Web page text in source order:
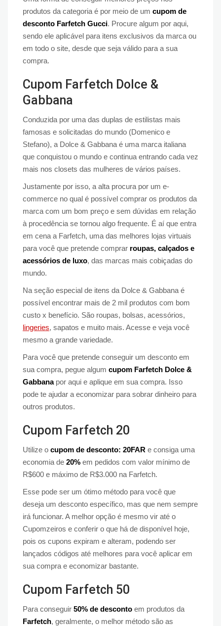
produtos da categoria é por meio de um cupom de
desconto Farfetch Gucci. Procure algum por aqui,
sendo ele aplicável para itens exclusivos da marca ou
em todo o site, desde que seja válido para a sua
compra.
Cupom Farfetch Dolce &
Gabbana
Conduzida por uma das duplas de estilistas mais
famosas e solicitadas do mundo (Domenico e
Stefano), a Dolce & Gabbana é uma marca italiana
que conquistou o mundo e continua entrando cada vez
mais nos closets das mulheres de vários países.
Justamente por isso, a alta procura por um e-
commerce no qual é possível comprar os produtos da
marca com um bom preço e sem dúvidas em relação
à procedência se tornou algo frequente. É aí que entra
em cena a Farfetch, uma das melhores lojas virtuais
para você que pretende comprar roupas, calçados e
acessórios de luxo, das marcas mais cobiçadas do
mundo.
Na seção especial de itens da Dolce & Gabbana é
possível encontrar mais de 2 mil produtos com bom
custo x benefício. São roupas, bolsas, acessórios,
lingeries, sapatos e muito mais. Acesse e veja você
mesmo a grande variedade.
Para você que pretende conseguir um desconto em
sua compra, pegue algum cupom Farfetch Dolce &
Gabbanapor aqui e aplique em sua compra. Isso
pode te ajudar a economizar para sobrar dinheiro para
outros produtos.
Cupom Farfetch 20
Utilize o cupom de desconto: 20FAR e consiga uma
economia de 20% em pedidos com valor mínimo de
R$600 e máximo de R$3.000 na Farfetch.
Esse pode ser um ótimo método para você que
deseja um desconto específico, mas que nem sempre
irá funcionar. A melhor opção é mesmo vir até o
Cupomzeiros e conferir o que há de disponível hoje,
pois os cupons expiram e alteram, podendo ser
lançados códigos até melhores para você aplicar em
sua compra e economizar bastante.
Cupom Farfetch 50
Para conseguir 50% de desconto em produtos da
Farfetch, geralmente, o melhor método são as